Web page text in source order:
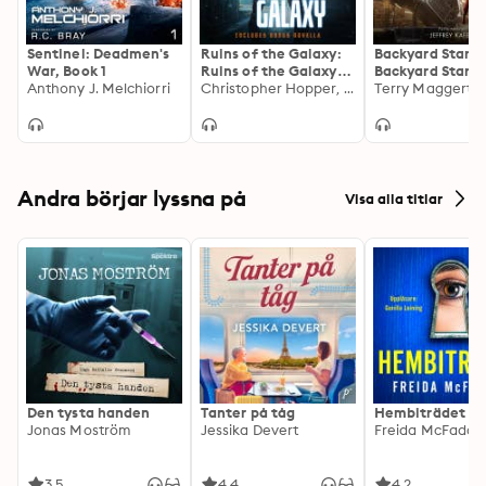
by Jason Anspach (Associated Press best seller and
cocreator of Galaxy's Edge) and J.N. Chaney (USA
Today best seller and author of the Renegade series).
Sentinel: Deadmen's
War, Book 1
Anthony J. Melchiorri
Ruins of the Galaxy:
Ruins of the Galaxy,
Book 1
Christopher Hopper, J.N. Chaney
Backyard
Backyard
Book 1
Andra börjar lyssna på Visa alla titlar
Den tysta handen
Jonas Moström
Tanter på tåg
Jessika Devert
Hembiträdet
Freida